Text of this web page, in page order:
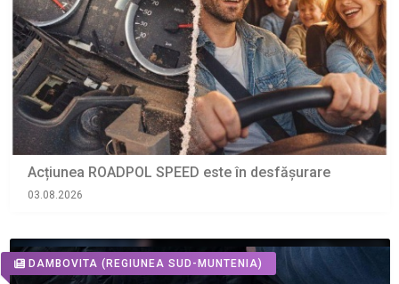
Acțiunea ROADPOL SPEED este în desfășurare
03.08.2026
DAMBOVITA (REGIUNEA SUD-MUNTENIA)